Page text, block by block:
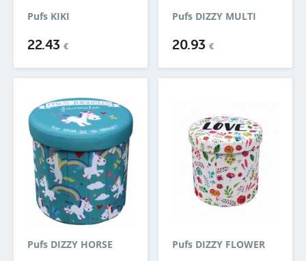
Pufs KIKI
22.43 €
Pufs DIZZY MULTI
20.93 €
Pufs DIZZY HORSE Pufs DIZZY FLOWER